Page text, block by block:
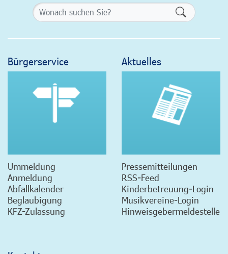
Bürgerservice
Ummeldung
Anmeldung
Abfallkalender
Beglaubigung
KFZ-Zulassung
Aktuelles
Pressemitteilungen
RSS-Feed
Kinderbetreuung-Login
Musikvereine-Login
Hinweisgebermeldestelle